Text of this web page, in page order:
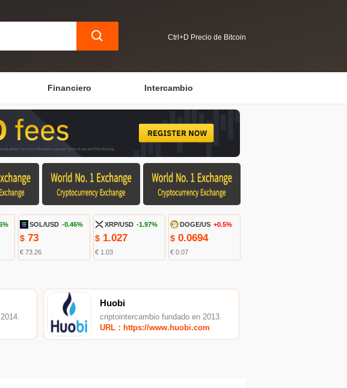
Ctrl+D Precio de Bitcoin
Financiero Intercambio
SOL/USD -0.46%
$ 73
€ 73.26
XRP/USD -1.97%
$ 1.027
€ 1.03
DOGE/US +0.5%
$ 0.0694
€ 0.07
Huobi
criptointercambio fundado en 2013.
URL：https://www.huobi.com